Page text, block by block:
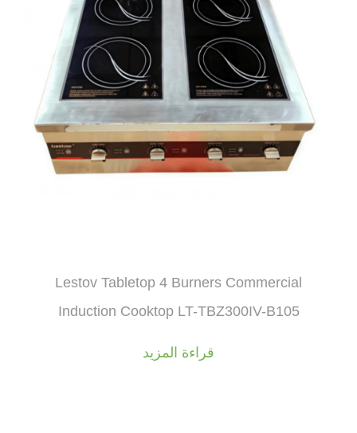
Lestov Tabletop 4 Burners Commercial
Induction Cooktop LT-TBZ300IV-B105
قراءة المزيد